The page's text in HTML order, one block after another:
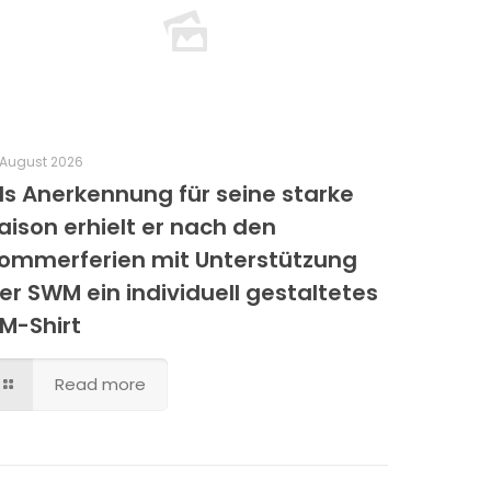
2026
Anerkennung für seine starke
erhielt er nach den
mit Unterstützung
SWM ein individuell gestaltetes
Shirt
Read more